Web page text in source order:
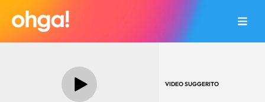
VIDEO SUGGERITO